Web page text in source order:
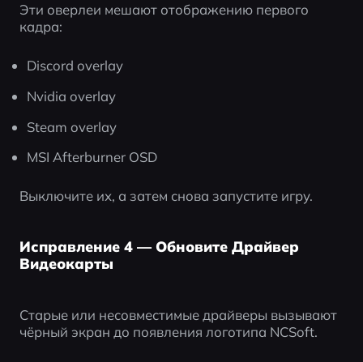
Эти оверлеи мешают отображению первого
кадра:
Discord overlay
Nvidia overlay
Steam overlay
MSI Afterburner OSD
Выключите их, а затем снова запустите игру.
Исправление 4 — Обновите Драйвер
Видеокарты
Старые или несовместимые драйверы вызывают
чёрный экран до появления логотипа NCSoft.